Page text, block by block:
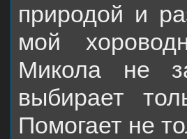
природой и
мой
Микола не
выбирает
Помогает не